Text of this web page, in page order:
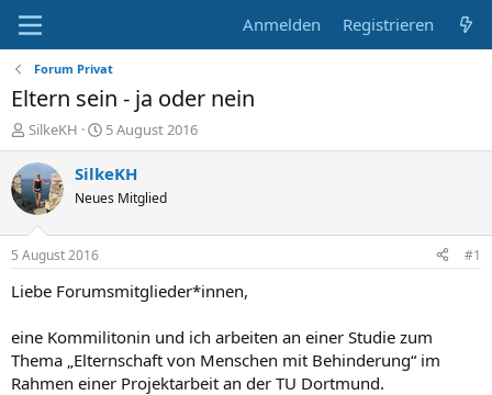
Anmelden Registrieren
Forum Privat
Eltern sein - ja oder nein
E
r
s
t
e
e
r
SilkeKH
E
r
s
e
t
a
5 August 2016
SilkeKH
Neues Mitglied
5 August 2016 #1
Liebe Forumsmitglieder*innen,
eine Kommilitonin und ich arbeiten an einer Studie zum
Thema „Elternschaft von Menschen mit Behinderung“ im
Rahmen einer Projektarbeit an der TU Dortmund.